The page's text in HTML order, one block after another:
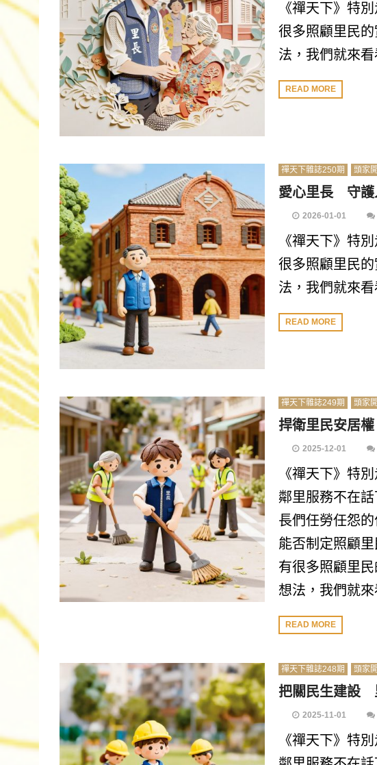
《禪天下》特
很多照顧里民
法，我們就來
READ MORE
禪天下雜誌250期 頭家
愛心里長 守護
2026-01-01
《禪天下》特
很多照顧里民
法，我們就來
READ MORE
禪天下雜誌249期 頭家
捍衛里民安居權
2025-12-01
《禪天下》特
鄰里服務不在
長們任勞任怨
能否制定照顧
有很多照顧里
想法，我們就來
READ MORE
禪天下雜誌248期 頭家
把關民生建設
2025-11-01
《禪天下》特